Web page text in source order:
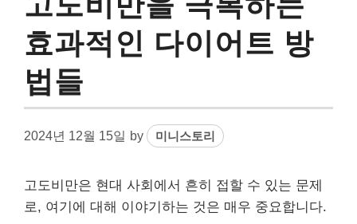
효과적인 다이어트 방
법들
2024년 12월 15일 by 미니스토리
고도비만은 현대 사회에서 흔히 접할 수 있는 문제
로, 여기에 대해 이야기하는 것은 매우 중요합니다.